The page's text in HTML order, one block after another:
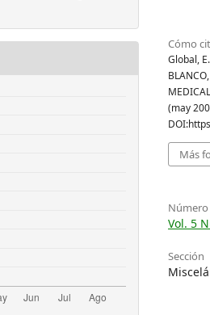
Cómo
Global,
(may
Más
Número
Vol. 5
Sección